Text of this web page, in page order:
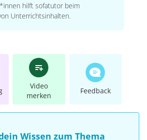
hilft sofatutor beim
Unterrichtsinhalten.
Video
merken
Feedback
Wissen zum Thema